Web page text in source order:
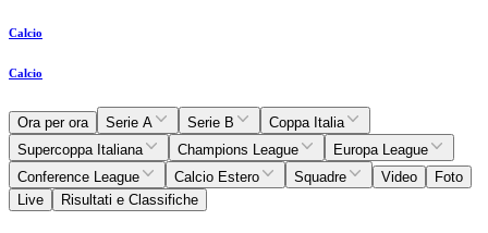
Calcio
Calcio
Ora per ora Serie A Serie B
Coppa Italia
Supercoppa Italiana
Champions League
Europa League
Conference League
Calcio Estero Squadre Video
Foto
Live
Risultati e Classifiche